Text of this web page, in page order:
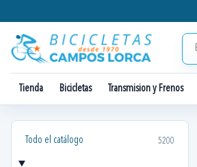
Tienda Bicicletas Transmision y Frenos
Todo el catálogo 5200